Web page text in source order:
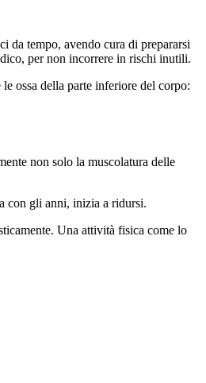
da tempo, avendo cura di prepararsi
per non incorrere in rischi inutili.
ossa della parte inferiore del corpo:
non solo la muscolatura delle
con gli anni, inizia a ridursi.
Una attività fisica come lo